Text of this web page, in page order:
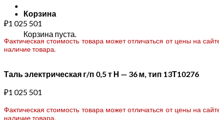
Корзина
Корзина пуста.
₽1 025 501
Фактическая стоимость товара может отличаться от цены на
наличие товара.
Таль электрическая г/п 0,5 т Н — 36 м, тип 13Т10276
₽1 025 501
Фактическая стоимость товара может отличаться от цены на
наличие товара.